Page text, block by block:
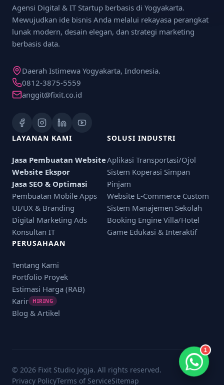
Agensi Digital & IT Startup berbasis di Yogyakarta.
Mewujudkan ide bisnis Anda melalui rekayasa perangkat
lunak modern, desain elegan, dan strategi marketing
berbasis data.
Daerah Istimewa Yogyakarta, Indonesia.
0812-3875-5559
anggit@fixit.co.id
LAYANAN KAMI
Jasa Pembuatan Website
Website Ekspor
Jasa SEO & Optimasi
Pembuatan Mobile Apps
UI/UX & Branding
Digital Marketing Ads
Konsultan IT
SOLUSI INDUSTRI
Aplikasi Transportasi/Ojol
Sistem Koperasi Simpan
Pinjam
Website E-Commerce Custom
Sistem Manajemen Sekolah
Booking Engine Villa/Hotel
Game Edukasi & Interaktif
PERUSAHAAN
Tentang Kami
Portfolio Proyek
Estimasi Harga (RAB)
Karir
HIRING
Blog & Artikel
© 2026 Fixit Studio Jogja. All rights reserved.
Privacy PolicyTerms of ServiceSitemap
1